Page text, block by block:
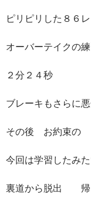
ピリピリした８６
オーバーテイクの
２分２４秒
ブレーキもさらに
その後 お約束の
今回は学習したみ
裏道から脱出 帰